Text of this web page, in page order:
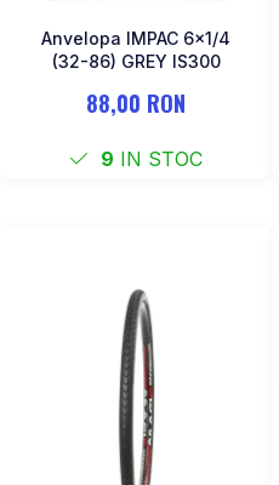
Anvelopa IMPAC 6x1/4
(32-86) GREY IS300
88,00 RON
9 IN STOC